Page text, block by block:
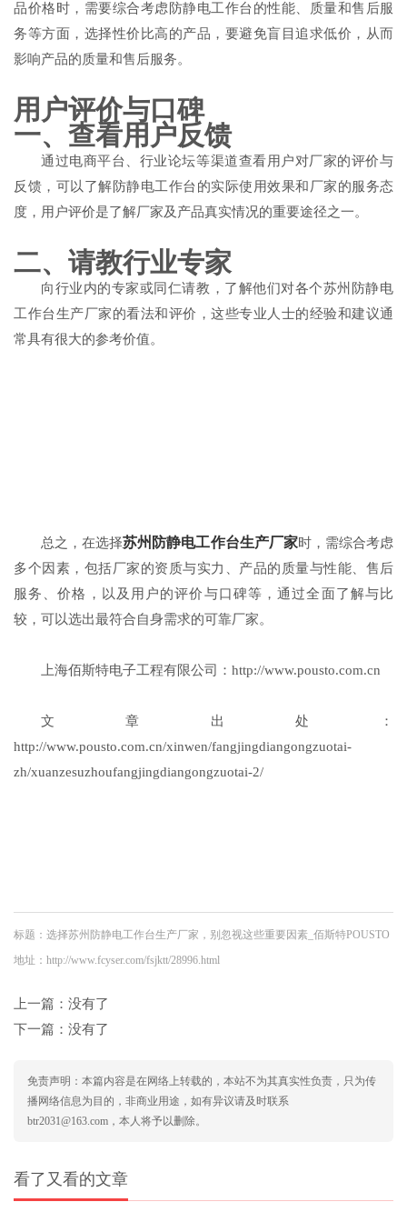
品价格时，需要综合考虑防静电工作台的性能、质量和售后服
务等方面，选择性价比高的产品，要避免盲目追求低价，从而
影响产品的质量和售后服务。
用户评价与口碑
一、查看用户反馈
通过电商平台、行业论坛等渠道查看用户对厂家的评价与
反馈，可以了解防静电工作台的实际使用效果和厂家的服务态
度，用户评价是了解厂家及产品真实情况的重要途径之一。
二、请教行业专家
向行业内的专家或同仁请教，了解他们对各个苏州防静电
工作台生产厂家的看法和评价，这些专业人士的经验和建议通
常具有很大的参考价值。
总之，在选择苏州防静电工作台生产厂家时，需综合考虑
多个因素，包括厂家的资质与实力、产品的质量与性能、售后
服务、价格，以及用户的评价与口碑等，通过全面了解与比
较，可以选出最符合自身需求的可靠厂家。
上海佰斯特电子工程有限公司：http://www.pousto.com.cn
文章出处：
http://www.pousto.com.cn/xinwen/fangjingdiangongzuotai-
zh/xuanzesuzhoufangjingdiangongzuotai-2/
标题：选择苏州防静电工作台生产厂家，别忽视这些重要因素_佰斯特POUSTO
地址：http://www.fcyser.com/fsjktt/28996.html
上一篇：没有了
下一篇：没有了
免责声明：本篇内容是在网络上转载的，本站不为其真实性负责，只为传
播网络信息为目的，非商业用途，如有异议请及时联系
btr2031@163.com，本人将予以删除。
看了又看的文章